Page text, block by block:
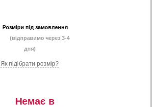
Розміри під замовлення
(відправимо через 3-4
дня)
Як підібрати розмір?
Немає в